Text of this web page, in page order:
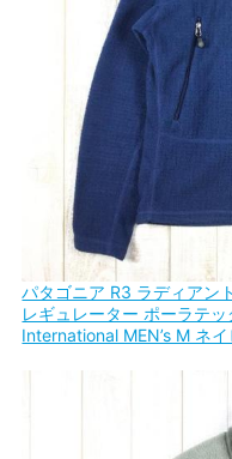
パタゴニア R3 ラディアン
レギュレーター ポーラテ
International MEN’s M ネ